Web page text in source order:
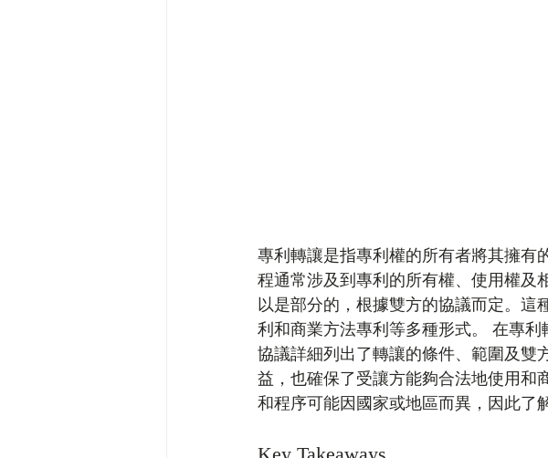
專利轉讓是指專利權的所有者將其擁有
程通常涉及到專利的所有權、使用權及
以是部分的，根據雙方的協議而定。
利和商業方法專利等多種形式。 在專
協議詳細列出了轉讓的條件、範圍及雙
益，也確保了受讓方能夠合法地使用和
和程序可能因國家或地區而異，因此了